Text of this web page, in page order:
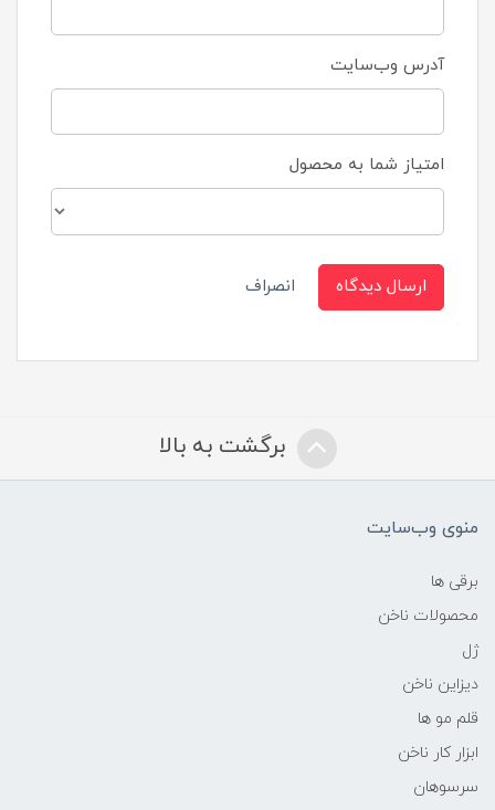
آدرس وب‌سایت
امتیاز شما به محصول
ارسال دیدگاه انصراف
برگشت به بالا
منوی وب‌سایت
برقی ها
محصولات ناخن
ژل
دیزاین ناخن
قلم مو ها
ابزار کار ناخن
سرسوهان